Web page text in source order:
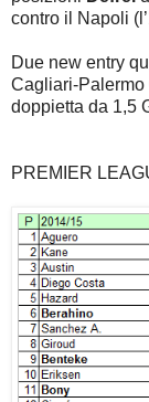
contro il Napoli
Due new entry
Cagliari-Palermo
doppietta da 1,5
PREMIER